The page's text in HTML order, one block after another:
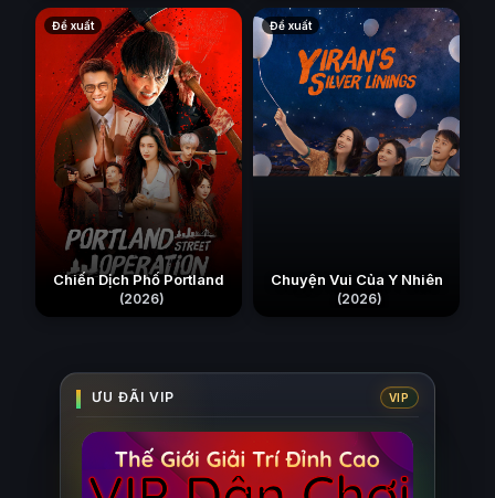
Đề xuất
Chiến Dịch Phố Portland
(2026)
Đề xuất
Chuyện Vui Của Y Nhiên
(2026)